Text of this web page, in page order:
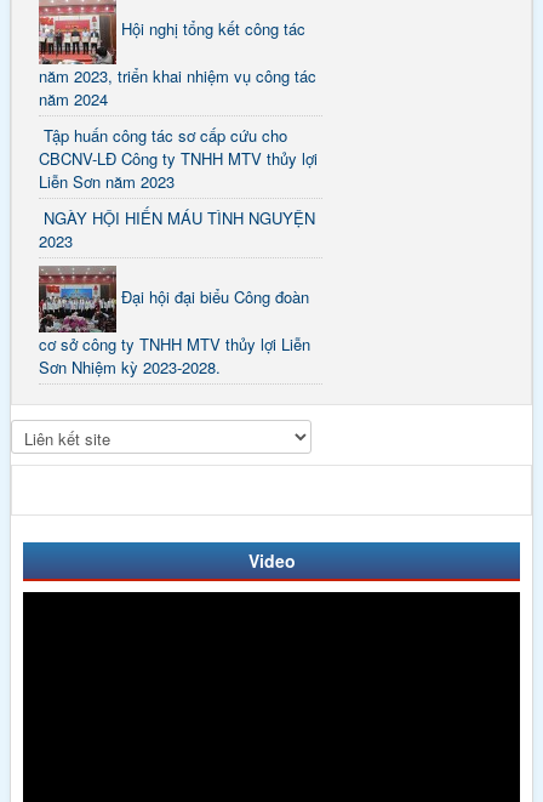
Hội nghị tổng kết công tác
năm 2023, triển khai nhiệm vụ công tác
năm 2024
Tập huấn công tác sơ cấp cứu cho
CBCNV-LĐ Công ty TNHH MTV thủy lợi
Liễn Sơn năm 2023
NGÀY HỘI HIẾN MÁU TÌNH NGUYỆN
2023
Đại hội đại biểu Công đoàn
cơ sở công ty TNHH MTV thủy lợi Liễn
Sơn Nhiệm kỳ 2023-2028.
Video